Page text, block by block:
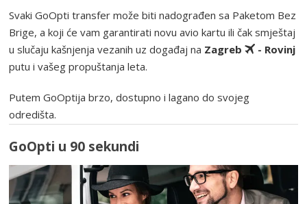
Svaki GoOpti transfer može biti nadograđen sa Paketom Bez
Brige, a koji će vam garantirati novu avio kartu ili čak smještaj
u slučaju kašnjenja vezanih uz događaj na Zagreb
- Rovinj
putu i vašeg propuštanja leta.
Putem GoOptija brzo, dostupno i lagano do svojeg
odredišta.
GoOpti u 90 sekundi